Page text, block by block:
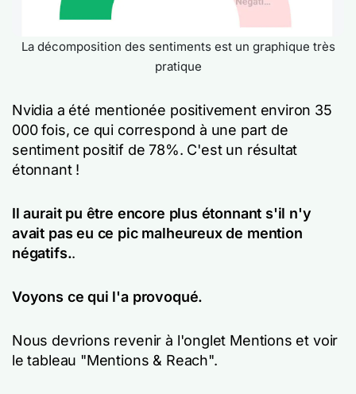
La décomposition des sentiments est un graphique très
pratique
Nvidia a été mentionée positivement environ 35
000 fois, ce qui correspond à une part de
sentiment positif de 78%. C'est un résultat
étonnant !
Il aurait pu être encore plus étonnant s'il n'y
avait pas eu ce pic malheureux de mention
négatifs..
Voyons ce qui l'a provoqué.
Nous devrions revenir à l'onglet Mentions et voir
le tableau "Mentions & Reach".